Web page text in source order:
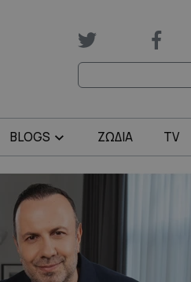
BLOGS ΖΩΔΙΑ TV